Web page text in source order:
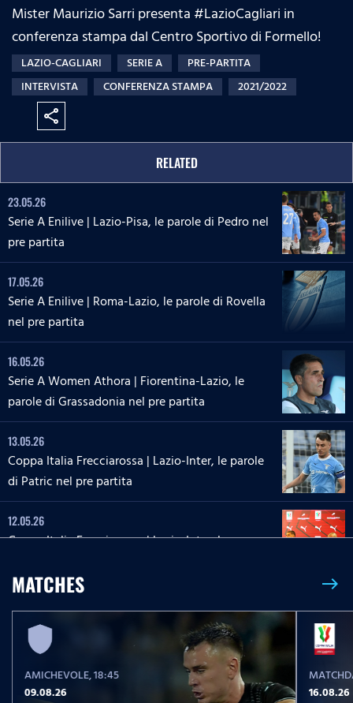
Mister Maurizio Sarri​ presenta #LazioCagliari in
conferenza stampa dal Centro Sportivo di Formello!
LAZIO-CAGLIARI SERIE A
PRE-PARTITA
INTERVISTA
CONFERENZA STAMPA 2021/2022
share
RELATED
23.05.26
Serie A Enilive | Lazio-Pisa, le parole di Pedro nel
pre partita
17.05.26
Serie A Enilive | Roma-Lazio, le parole di Rovella
nel pre partita
16.05.26
Serie A Women Athora | Fiorentina-Lazio, le
parole di Grassadonia nel pre partita
13.05.26
Coppa Italia Frecciarossa | Lazio-Inter, le parole
di Patric nel pre partita
12.05.26
Coppa Italia Frecciarossa | Lazio-Inter, la
Serie A Enilive | Lazio-Inter, le parole di Dele-
Bashiru nel pre partita
04.05.26
MATCHES east
AMICHEVOLE, 18:45
09.08.26
16.08.26